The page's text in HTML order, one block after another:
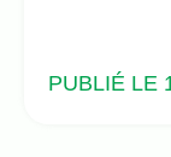
PUBLIÉ LE